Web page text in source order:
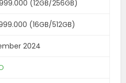
(12GB/256GB)
(16GB/512GB)
2024